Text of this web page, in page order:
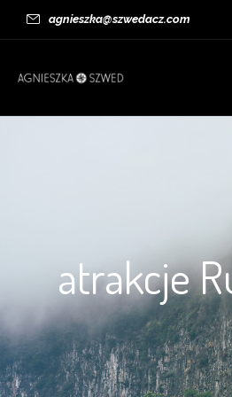
agnieszka@szwedacz.com
atrakcje